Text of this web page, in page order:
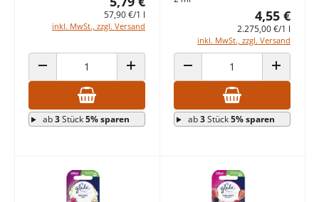
57,90 €/1 l
inkl. MwSt., zzgl. Versand
ANZAHL VERRINGERN ANZAHL ERHÖHEN
ab3Stück5% sparen
4,55 €
2.275,00 €/1 l
inkl. MwSt., zzgl. Versand
ANZAHL VERRINGERN ANZAHL
ab3Stück5% sparen